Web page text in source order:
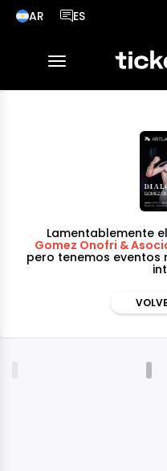
AR
País seleccionado, cambiar
ES
Idioma
desplegar
Lamentablemente
Gomez Onofri &
pero tenemos